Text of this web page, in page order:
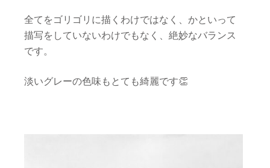
全てをゴリゴリに描くわけではなく、かといって
描写をしていないわけでもなく、絶妙なバランス
です。
淡いグレーの色味もとても綺麗です👏